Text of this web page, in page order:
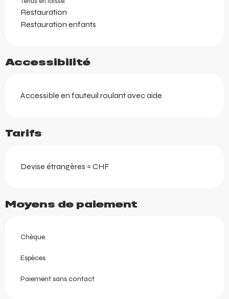
Restauration
Restauration enfants
Accessibilité
Accessible en fauteuil roulant avec aide
Tarifs
Devise étrangères = CHF
Moyens de paiement
Chèque
Espèces
Paiement sans contact